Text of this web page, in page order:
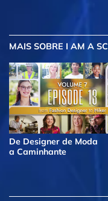
MAIS SOBRE I AM A
De Designer de Moda
a Caminhante